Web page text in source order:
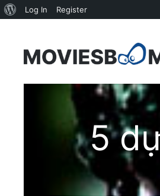
content
5
About
Log In Register